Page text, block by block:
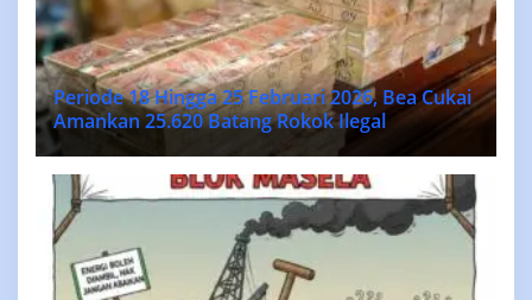
Periode 18 Hingga 25 Februari 2026, Bea Cukai
Amankan 25.620 Batang Rokok Ilegal